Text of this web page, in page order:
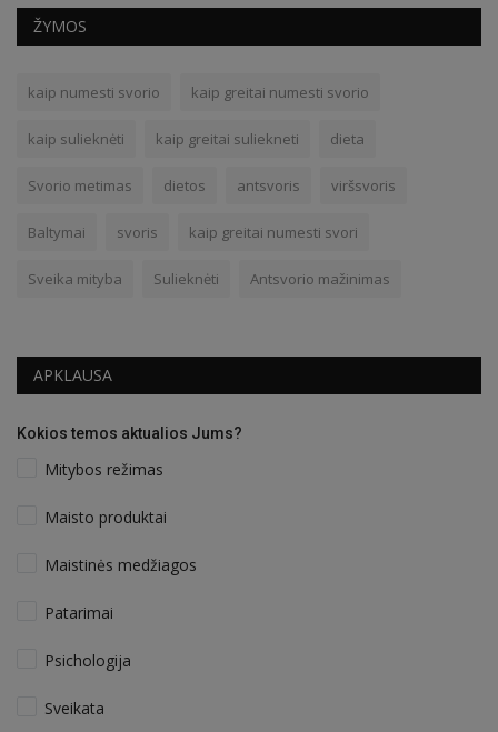
ŽYMOS
kaip numesti svorio kaip greitai numesti svorio
kaip sulieknėti kaip greitai suliekneti dieta
Svorio metimas dietos antsvoris viršsvoris
Baltymai svoris kaip greitai numesti svori
Sveika mityba Sulieknėti Antsvorio mažinimas
APKLAUSA
Kokios temos aktualios Jums?
Mitybos režimas
Maisto produktai
Maistinės medžiagos
Patarimai
Psichologija
Sveikata